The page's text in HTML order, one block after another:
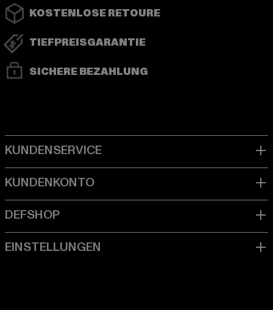
KOSTENLOSE RETOURE
TIEFPREISGARANTIE
SICHERE BEZAHLUNG